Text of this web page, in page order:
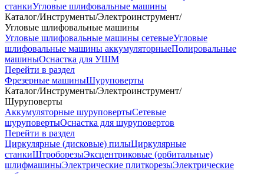
станкиУгловые шлифовальные машины
Каталог/Инструменты/Электроинструмент/
Угловые шлифовальные машины
Угловые шлифовальные машины сетевыеУгловые
шлифовальные машины аккумуляторныеПолировальные
машиныОснастка для УШМ
Перейти в раздел
Фрезерные машиныШуруповерты
Каталог/Инструменты/Электроинструмент/
Шуруповерты
Аккумуляторные шуруповертыСетевые
шуруповертыОснастка для шуруповертов
Перейти в раздел
Циркулярные (дисковые) пилыЦиркулярные
станкиШтроборезыЭксцентриковые (орбитальные)
шлифмашиныЭлектрические плиткорезыЭлектрические